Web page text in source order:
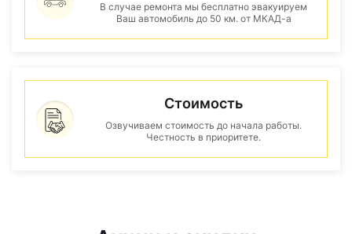
В случае ремонта мы бесплатно эвакуируем
Ваш автомобиль до 50 км. от МКАД-а
Стоимость
Озвучиваем стоимость до начала работы.
Честность в приоритете.